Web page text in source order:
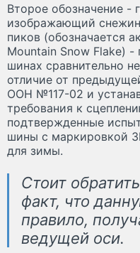
Второе обозначение -
изображающий
пиков (обозначается
Mountain Snow Flake) -
шинах сравнительно
отличие от
ООН №117-02 и
требования к
подтвержденные
шины с маркировкой
для зимы.
Стоит
факт, что
правило,
ведущей оси.